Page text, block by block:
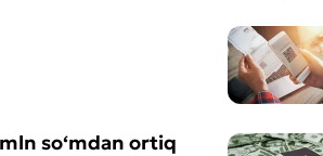
so‘mdan ortiq